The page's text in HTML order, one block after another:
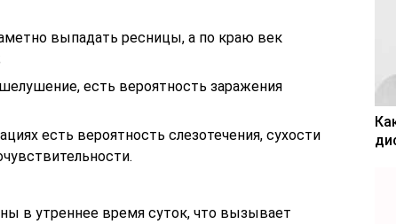
выпадать ресницы, а по краю век
есть вероятность заражения
есть вероятность слезотечения, сухости
в утреннее время суток, что вызывает